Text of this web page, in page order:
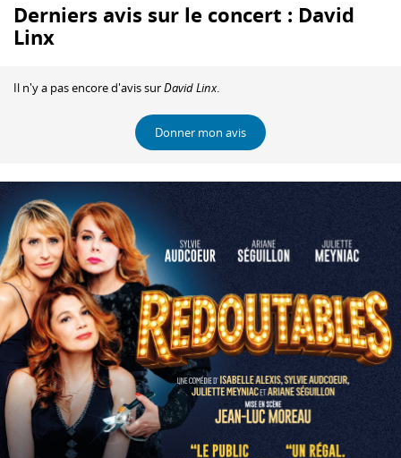
Derniers avis sur le concert : David
Linx
Il n'y a pas encore d'avis surDavid Linx.
Donner mon avis